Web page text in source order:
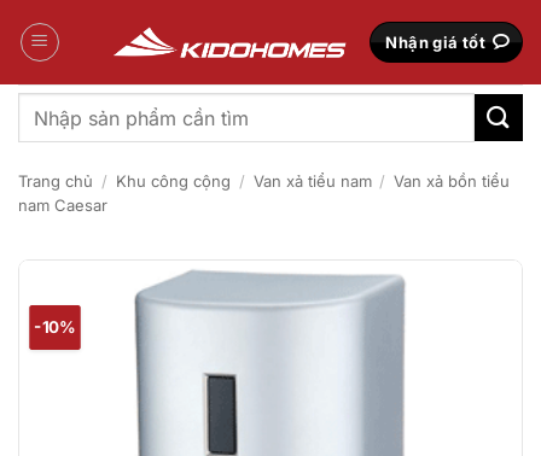
qua
Nhận giá tốt
Tìm
kiếm:
Trang chủ / Khu công cộng / Van xả tiểu nam / Van xả bồn tiểu
nam Caesar
-10%